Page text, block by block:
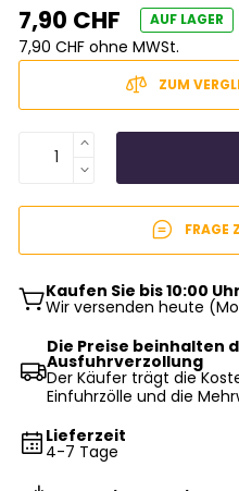
7,90 CHF AUF LAGER
7,90 CHF ohne MWSt.
ZUM
FRAGE
Kaufen Sie bis 10:00 Uhr
Wir versenden heute
Die Preise beinhalten
Ausfuhrverzollung
Der Käufer trägt die
Einfuhrzölle und die
Lieferzeit
4-7 Tage